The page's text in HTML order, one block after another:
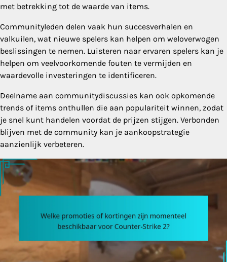
met betrekking tot de waarde van items.
Communityleden delen vaak hun succesverhalen en
valkuilen, wat nieuwe spelers kan helpen om weloverwogen
beslissingen te nemen. Luisteren naar ervaren spelers kan je
helpen om veelvoorkomende fouten te vermijden en
waardevolle investeringen te identificeren.
Deelname aan communitydiscussies kan ook opkomende
trends of items onthullen die aan populariteit winnen, zodat
je snel kunt handelen voordat de prijzen stijgen. Verbonden
blijven met de community kan je aankoopstrategie
aanzienlijk verbeteren.